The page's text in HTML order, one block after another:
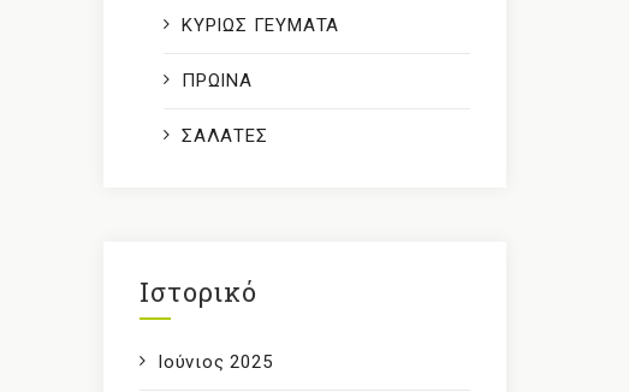
ΚΥΡΙΩΣ ΓΕΥΜΑΤΑ
ΠΡΩΙΝΑ
ΣΑΛΑΤΕΣ
Ιστορικό
Ιούνιος 2025